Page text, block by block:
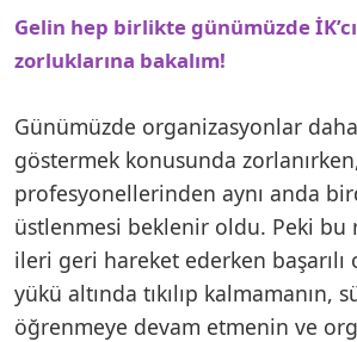
Gelin hep birlikte günümüzde
zorluklarına bakalım!
Günümüzde organizasyonlar
göstermek konusunda
profesyonellerinden aynı anda
üstlenmesi beklenir oldu. Peki bu
ileri geri hareket ederken başarılı
yükü altında tıkılıp kalmamanın,
öğrenmeye devam etmenin ve